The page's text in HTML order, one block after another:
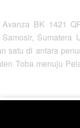
BK 1421
satu di antara
Toba menuju
Ambarita, di
muatan mobil